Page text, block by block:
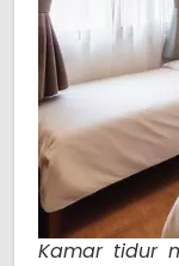
Kamar tidur